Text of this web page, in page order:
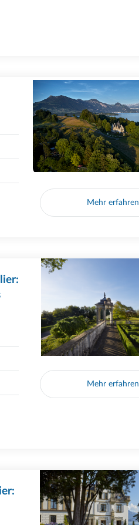
Mehr erfahren
Mehr erfahren